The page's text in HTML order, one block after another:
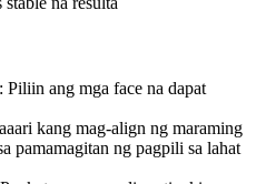
: Piliin ang mga face na dapat
kang mag-align ng maraming
pamamagitan ng pagpili sa lahat